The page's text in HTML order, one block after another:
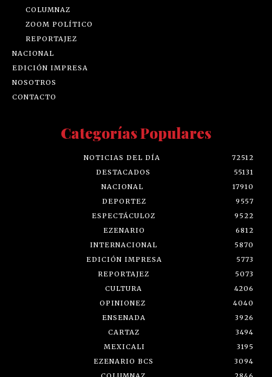
COLUMNAZ
ZOOM POLÍTICO
REPORTAJEZ
NACIONAL
EDICIÓN IMPRESA
NOSOTROS
CONTACTO
Categorías Populares
NOTICIAS DEL DÍA
72512
DESTACADOS
55131
NACIONAL
17910
DEPORTEZ
9557
ESPECTÁCULOZ
9522
EZENARIO
6812
INTERNACIONAL
5870
EDICIÓN IMPRESA
5773
REPORTAJEZ
5073
CULTURA
4206
OPINIONEZ
4040
ENSENADA
3926
CARTAZ
3494
MEXICALI
3195
EZENARIO BCS
3094